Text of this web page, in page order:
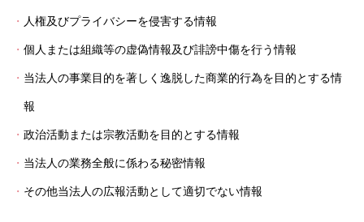
人権及びプライバシーを侵害する情報
個人または組織等の虚偽情報及び誹謗中傷を行う情報
当法人の事業目的を著しく逸脱した商業的行為を目的とする情
報
政治活動または宗教活動を目的とする情報
当法人の業務全般に係わる秘密情報
その他当法人の広報活動として適切でない情報